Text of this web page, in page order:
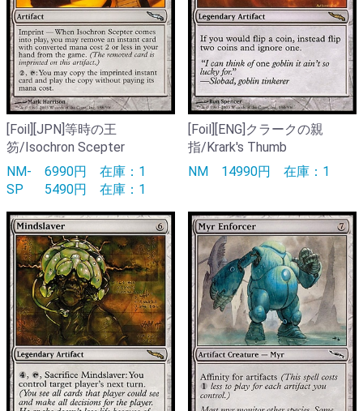
[Foil][JPN]等時の王
笏/Isochron Scepter
NM- 6990円 在庫：1
SP
5490円 在庫：1
[Foil][ENG]クラークの親
指/Krark's Thumb
NM 14990円 在庫：1